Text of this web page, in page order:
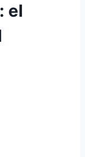
el